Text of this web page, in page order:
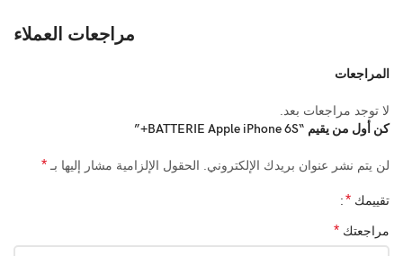
مراجعات العملاء
المراجعات
لا توجد مراجعات بعد.
كن أول من يقيم “BATTERIE Apple iPhone 6S+”
لن يتم نشر عنوان بريدك الإلكتروني. الحقول الإلزامية مشار إليها بـ *
تقييمك *
مراجعتك *